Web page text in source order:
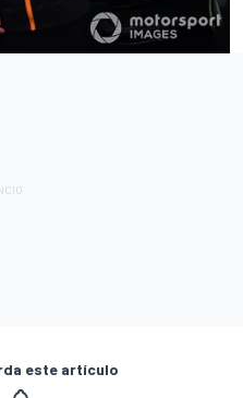
este artículo